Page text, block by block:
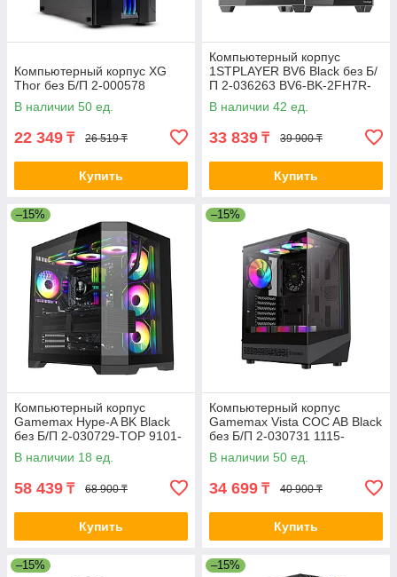
Компьютерный корпус XG
Thor без Б/П 2-000578
В наличии 50 ед.
22 349 ₸ 26 519 ₸
Купить
Компьютерный корпус
1STPLAYER BV6 Black без Б/
П 2-036263 BV6-BK-2FH7R-
1FH7
В наличии 42 ед.
33 839 ₸ 39 900 ₸
Купить
–15%
Компьютерный корпус
Gamemax Hype-A BK Black
без Б/П 2-030729-TOP 9101-
0000R0165
В наличии 18 ед.
58 439 ₸ 68 900 ₸
Купить
–15%
Компьютерный корпус
Gamemax Vista COC AB Black
без Б/П 2-030731 1115-
3806R0004
В наличии 50 ед.
34 699 ₸ 40 900 ₸
Купить
–15% –15%